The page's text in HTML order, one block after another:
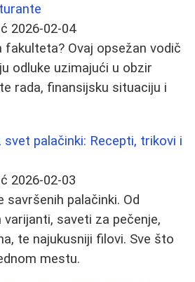
2026-02-04
fakulteta? Ovaj opsežan vodič
odluke uzimajući u obzir
rada, finansijsku situaciju i
palačinki: Recepti, trikovi i
2026-02-03
savršenih palačinki. Od
saveti za pečenje,
te najukusniji filovi. Sve što
mestu.